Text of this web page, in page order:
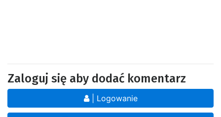
Zaloguj się aby dodać komentarz
| Logowanie